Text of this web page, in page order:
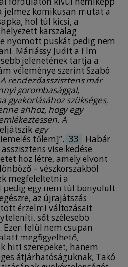
jelmez komikusan mutat a
hol túl kicsi, a
karszalag
nyomott puskát pedig nem
Máriássy Judit a film
jelenetének tartja a
véleménye szerint Szabó
A rendezőasszisztens már
gorombasággal,
gyakorlásához szükséges,
ahhoz, hogy egy
A
eljátszik egy
tőlem]”. 33
Habár
viselkedése
hoz létre, amely elvont
– vészkorszakból
megfeleltetni a
pedig egy nem túl bonyolult
az újrajátszás
érzelmi változásait
sőt szélesebb
felül nem csupán
megfigyelhető,
hitt szerepeket, hanem
átjárhatóságuknak, Takó